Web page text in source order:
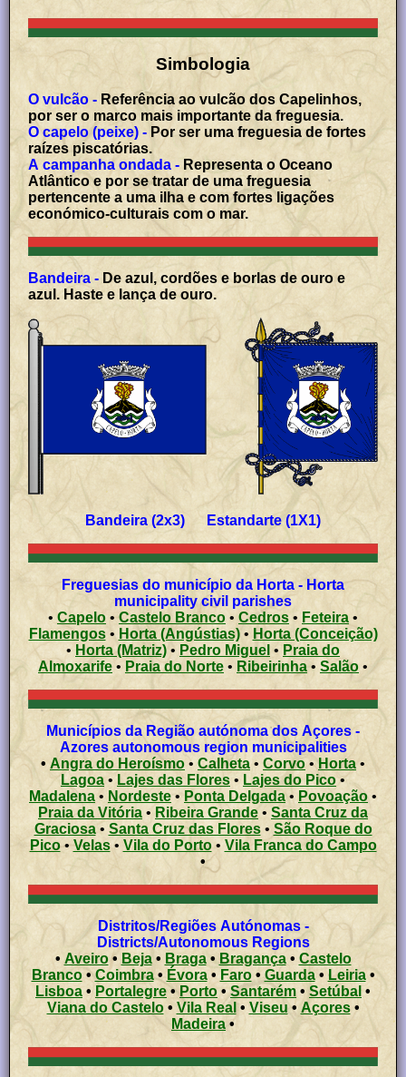
Simbologia
O vulcão - Referência ao vulcão dos Capelinhos,
por ser o marco mais importante da freguesia.
O capelo (peixe) - Por ser uma freguesia de fortes
raízes piscatórias.
A campanha ondada - Representa o Oceano
Atlântico e por se tratar de uma freguesia
pertencente a uma ilha e com fortes ligações
económico-culturais com o mar.
Bandeira - De azul, cordões e borlas de ouro e
azul. Haste e lança de ouro.
Bandeira (2x3) Estandarte (1X1)
Freguesias do município da Horta - Horta
municipality civil parishes
• Capelo •Castelo Branco • Cedros • Feteira •
Flamengos• Horta (Angústias)• Horta (Conceição)
• Horta (Matriz) • Pedro Miguel • Praia do
Almoxarife • Praia do Norte • Ribeirinha• Salão •
Municípios da Região autónoma dos Açores -
Azores autonomous region municipalities
• Angra do Heroísmo • Calheta • Corvo •Horta•
Lagoa • Lajes das Flores • Lajes do Pico•
Madalena• Nordeste • Ponta Delgada • Povoação •
Praia da Vitória • Ribeira Grande • Santa Cruz da
Graciosa• Santa Cruz das Flores• São Roque do
Pico•Velas• Vila do Porto• Vila Franca do Campo
•
Distritos/Regiões Autónomas -
Districts/Autonomous Regions
• Aveiro• Beja• Braga• Bragança• Castelo
Branco•Coimbra• Évora• Faro• Guarda• Leiria•
Lisboa • Portalegre•Porto•Santarém • Setúbal •
Viana do Castelo• Vila Real • Viseu • Açores •
Madeira •